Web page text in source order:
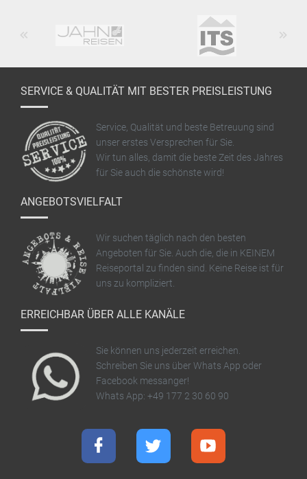
SERVICE & QUALITÄT MIT BESTER PREISLEISTUNG
Service, Qualität und beste Betreuung sind
unser erstes Versprechen für Sie.
Wir tun alles, damit die beste Zeit des Jahres
für Sie auch die schönste wird!
ANGEBOTSVIELFALT
Wir suchen täglich nach den besten
Angeboten für Sie. Auch die, die in KEINEM
Reiseportal zu finden sind. Keine Reise ist für
uns zu kompliziert.
ERREICHBAR ÜBER ALLE KANÄLE
Sie können uns jederzeit erreichen.
Schreiben Sie uns über Whats App oder
Facebook messanger!
Whats App: +49 177 2 30 60 90